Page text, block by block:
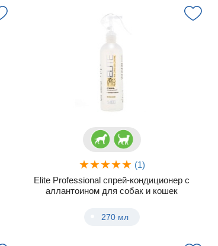
(1)
Elite Professional спрей-кондиционер с
аллантоином для собак и кошек
270 мл